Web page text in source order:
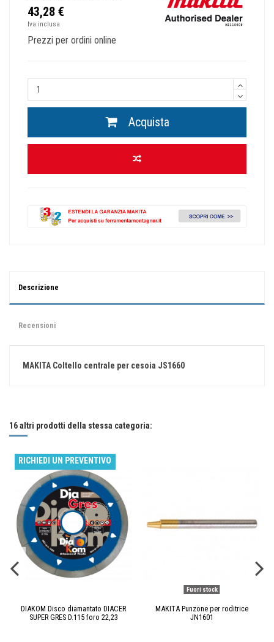
43,28 €
Iva inclusa
Prezzi per ordini online
Acquista
Descrizione
Recensioni
MAKITA Coltello centrale per cesoia JS1660
16 altri prodotti della stessa categoria:
RICHIEDI UN PREVENTIVO
DIAKOM Disco diamantato DIACER
SUPER GRES D.115 foro 22,23
Fuori stock
MAKITA Punzone per roditrice
JN1601